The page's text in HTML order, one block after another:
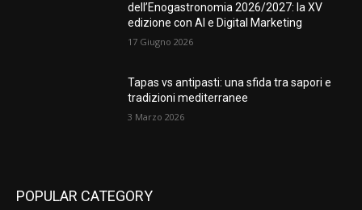
dell’Enogastronomia 2026/2027: la XV
edizione con AI e Digital Marketing
17 Giugno 2026
Tapas vs antipasti: una sfida tra sapori e
tradizioni mediterranee
3 Marzo 2026
POPULAR CATEGORY